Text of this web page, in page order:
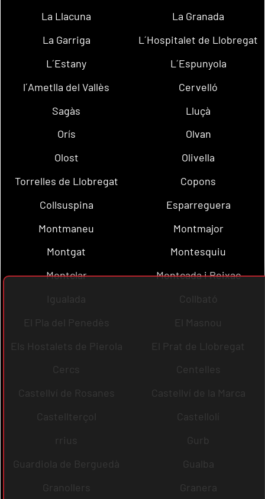
La Llacuna
La Granada
La Garriga
L´Hospitalet de Llobregat
L´Estany
L´Espunyola
l´Ametlla del Vallès
Cervelló
Sagàs
Lluçà
Orís
Olvan
Olost
Olivella
Torrelles de Llobregat
Copons
Collsuspina
Esparreguera
Montmaneu
Montmajor
Montgat
Montesquiu
Montclar
Montcada i Reixac
Igualada
Collbató
El Pla del Penedès
El Masnou
Els Hostalets de Pierola
El Prat de Llobregat
Cercs
Centelles
Castellví de Rosanes
Castellví de la Marca
Castellterçol
Castellolí
rrius
Gurb
Guardiola de Berguedà
Gualba
Granollers
Granera